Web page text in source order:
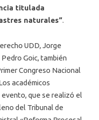
titulada
naturales”.
UDD, Jorge
Goic, también
Congreso Nacional
académicos
que se realizó el
del Tribunal de